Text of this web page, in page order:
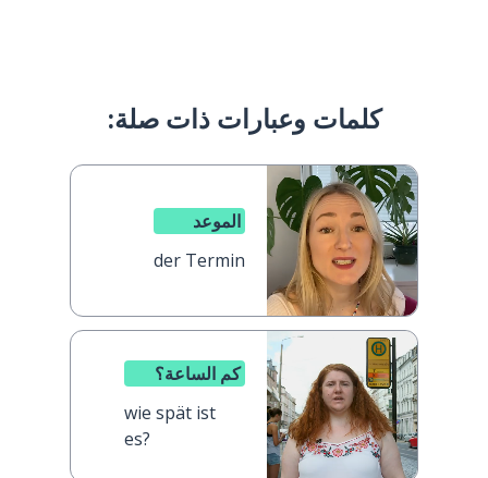
كلمات وعبارات ذات صلة:
الموعد
der Termin
كم الساعة؟
wie spät ist
es?